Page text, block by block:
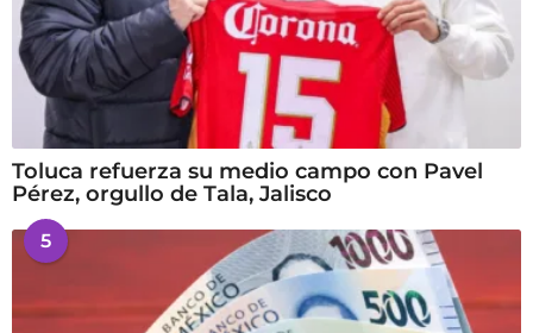
Toluca refuerza su medio campo con Pavel
Pérez, orgullo de Tala, Jalisco
5